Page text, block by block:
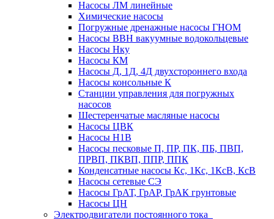
Насосы ЛМ линейные
Химические насосы
Погружные дренажные насосы ГНОМ
Насосы ВВН вакуумные водокольцевые
Насосы Нку
Насосы КМ
Насосы Д, 1Д, 4Д двухстороннего входа
Насосы консольные К
Станции управления для погружных
насосов
Шестеренчатые масляные насосы
Насосы ЦВК
Насосы Н1В
Насосы песковые П, ПР, ПК, ПБ, ПВП,
ПРВП, ПКВП, ППР, ППК
Конденсатные насосы Кс, 1Кс, 1КсВ, КсВ
Насосы сетевые СЭ
Насосы ГрАТ, ГрАР, ГрАК грунтовые
Насосы ЦН
Электродвигатели постоянного тока